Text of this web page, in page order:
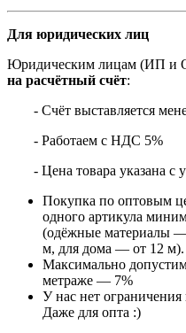
Для юридических лиц
Юридическим лицам (ИП и
на расчётный счёт:
- Счёт выставляется
- Работаем с НДС 5%
- Цена товара указана с
Покупка по оптовым
одного артикула
(одёжные материалы
м, для дома — от 12 м).
Максимально
метраже — 7%
У нас нет
Даже для опта :)